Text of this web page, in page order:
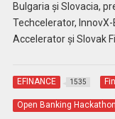
Bulgaria și Slovacia,
Techcelerator, InnovX-
Accelerator și Slovak
EFINANCE 1535
Open Banking